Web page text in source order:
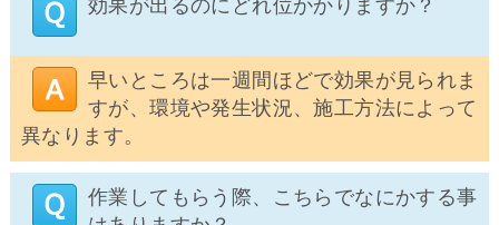
効果が出るのにどれ位かかりますか？
早いところは一週間ほどで効果が見られま
すが、環境や発生状況、施工方法によって
異なります。
作業してもらう際、こちらでなにかする事